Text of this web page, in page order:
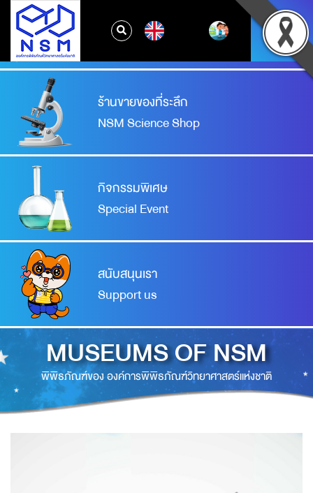
จองเข้าชมพิพิธภัณฑ์
Booking your visit
ร้านขายของที่ระลึก
NSM Science Shop
กิจกรรมพิเศษ
Special Event
สนับสนุนเรา
Support us
MUSEUMS OF NSM
พิพิธภัณฑ์ของ องค์การพิพิธภัณฑ์วิทยาศาสตร์แห่งชาติ